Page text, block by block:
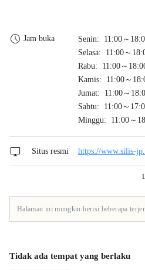
Jam buka
Senin: 11:00～
Selasa: 11:00～
Rabu: 11:00～
Kamis: 11:00～
Jumat: 11:00～
Sabtu: 11:00～
Minggu: 11:00～
Situs resmi https://www.silis-
Halaman ini mungkin berisi beberapa
Tidak ada tempat yang berlaku